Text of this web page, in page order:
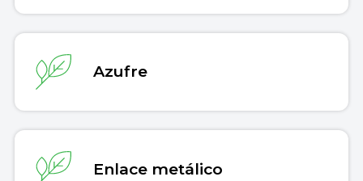
Azufre
Enlace metálico